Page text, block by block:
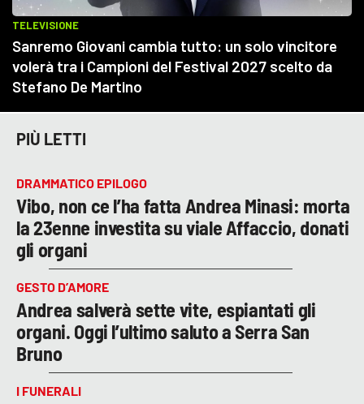
PIÙ LETTI
DRAMMATICO EPILOGO
Vibo, non ce l’ha fatta Andrea Minasi: morta
la 23enne investita su viale Affaccio, donati
gli organi
GESTO D’AMORE
Andrea salverà sette vite, espiantati gli
organi. Oggi l’ultimo saluto a Serra San
Bruno
I FUNERALI